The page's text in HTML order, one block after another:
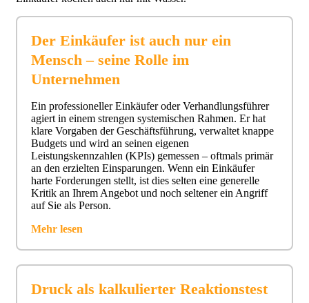
Der Einkäufer ist auch nur ein
Mensch – seine Rolle im
Unternehmen
Ein professioneller Einkäufer oder Verhandlungsführer
agiert in einem strengen systemischen Rahmen. Er hat
klare Vorgaben der Geschäftsführung, verwaltet knappe
Budgets und wird an seinen eigenen
Leistungskennzahlen (KPIs) gemessen – oftmals primär
an den erzielten Einsparungen. Wenn ein Einkäufer
harte Forderungen stellt, ist dies selten eine generelle
Kritik an Ihrem Angebot und noch seltener ein Angriff
auf Sie als Person.
Mehr lesen
Druck als kalkulierter Reaktionstest